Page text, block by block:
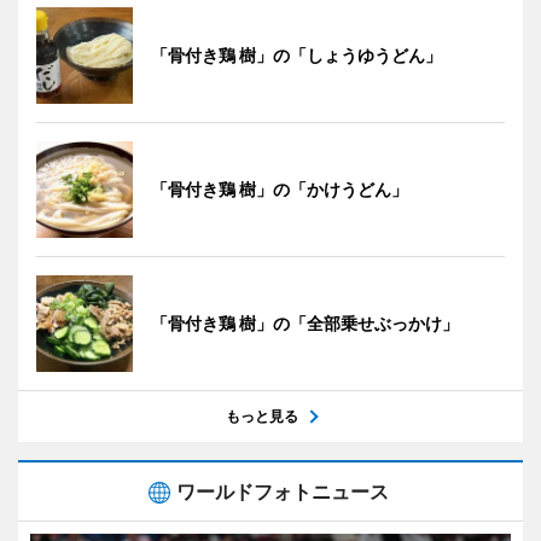
「骨付き鶏 樹」の「しょうゆうどん」
「骨付き鶏 樹」の「かけうどん」
「骨付き鶏 樹」の「全部乗せぶっかけ」
もっと見る
ワールドフォトニュース